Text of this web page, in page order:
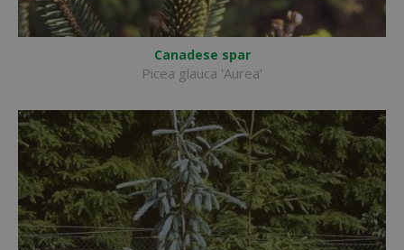
Canadese spar
Picea glauca 'Aurea'